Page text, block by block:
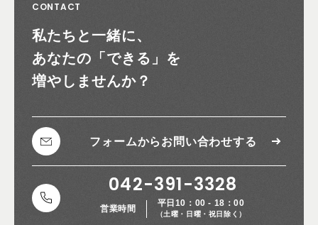
CONTACT
私たちと一緒に、
あなたの 「できる」を
増やしませんか？
フォームから お問い合わせする
042-391-3328
営業時間
平日10：00 - 18：00
（土曜・日曜・祝日除く）